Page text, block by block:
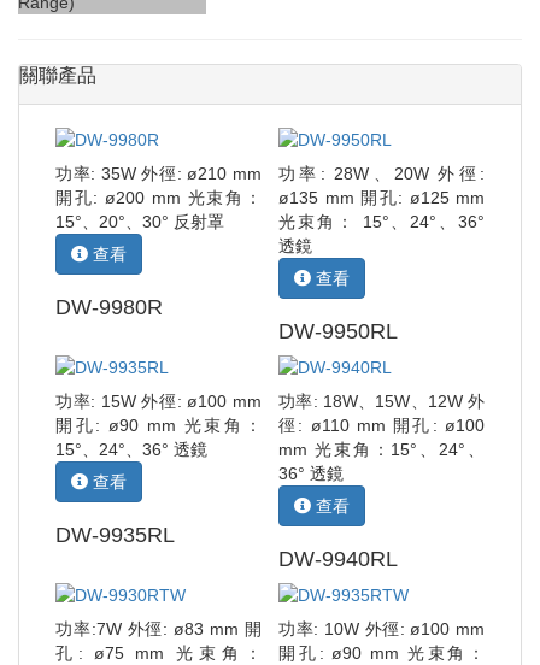
關聯產品
功率: 35W 外徑: ø210 mm
開孔: ø200 mm 光束角：
15°、20°、30° 反射罩
查看
DW-9980R
功率: 28W、20W 外徑:
ø135 mm 開孔: ø125 mm
光束角： 15°、24°、36°
透鏡
查看
DW-9950RL
功率: 15W 外徑: ø100 mm
開孔: ø90 mm 光束角：
15°、24°、36° 透鏡
查看
DW-9935RL
功率: 18W、15W、12W 外
徑: ø110 mm 開孔: ø100
mm 光束角：15°、24°、
36° 透鏡
查看
DW-9940RL
功率:7W 外徑: ø83 mm 開
孔: ø75 mm 光束角：
功率: 10W 外徑: ø100 mm
開孔: ø90 mm 光束角：